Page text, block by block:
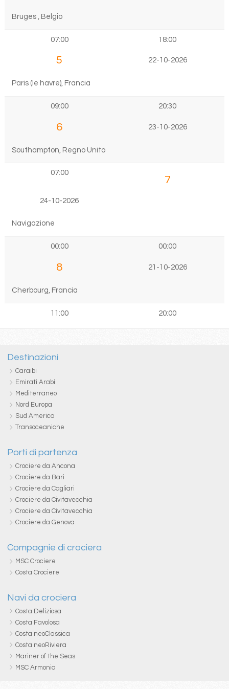
Bruges , Belgio
07:00 18:00
5 22-10-2026
Paris (le havre), Francia
09:00 20:30
6 23-10-2026
Southampton, Regno Unito
07:00
7
24-10-2026
Navigazione
00:00 00:00
8 21-10-2026
Cherbourg, Francia
11:00 20:00
Destinazioni
Caraibi
Emirati Arabi
Mediterraneo
Nord Europa
Sud America
Transoceaniche
Porti di partenza
Crociere da Ancona
Crociere da Bari
Crociere da Cagliari
Crociere da Civitavecchia
Crociere da Civitavecchia
Crociere da Genova
Compagnie di crociera
MSC Crociere
Costa Crociere
Navi da crociera
Costa Deliziosa
Costa Favolosa
Costa neoClassica
Costa neoRiviera
Mariner of the Seas
MSC Armonia